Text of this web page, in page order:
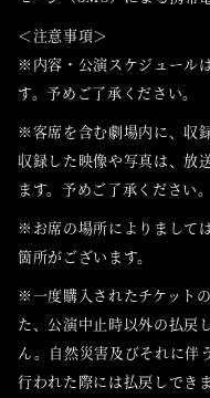
＜注意事項＞
※内容・公演スケジュール
す。予めご了承ください。
※客席を含む劇場内に、収
収録した映像や写真は、放
ます。予めご了承ください。
※お席の場所によりまして
箇所がございます。
※一度購入されたチケット
た、公演中止時以外の払戻
ん。自然災害及びそれに伴
行われた際には払戻しでき